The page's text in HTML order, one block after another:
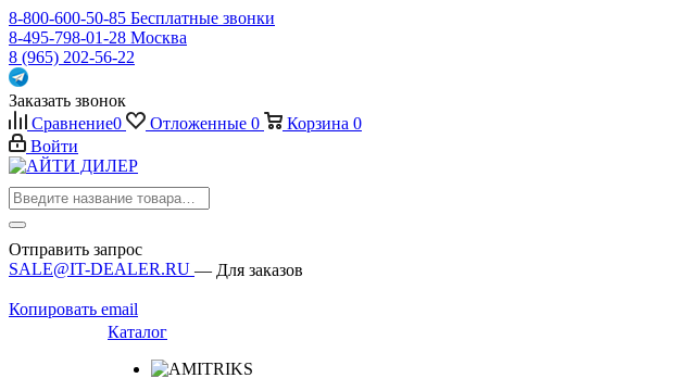
8-800-600-50-85 Бесплатные звонки
8-495-798-01-28 Москва
8 (965) 202-56-22
Заказать звонок
Сравнение0 Отложенные 0 Корзина 0
Войти
Отправить запрос
SALE@IT-DEALER.RU — Для заказов
Копировать email
Каталог